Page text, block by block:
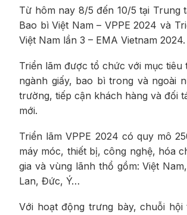
Từ hôm nay 8/5 đến 10/5 tại Trung
Bao bì Việt Nam – VPPE 2024 và
Việt Nam lần 3 – EMA Vietnam 2024.
Triển lãm được tổ chức với mục
ngành giấy, bao bì trong và ngoài
trường, tiếp cận khách hàng và đối
mới.
Triển lãm VPPE 2024 có quy mô
máy móc, thiết bị, công nghệ, hóa
gia và vùng lãnh thổ gồm: Việt
Lan, Đức, Ý…
Với hoạt động trưng bày, chuỗi